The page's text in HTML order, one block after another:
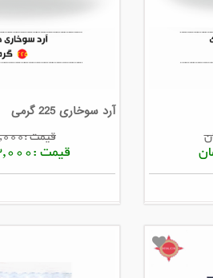
آرد سوخاری 225 گرمی
قیمت :108,000تومان
قیمت :103,000تومان